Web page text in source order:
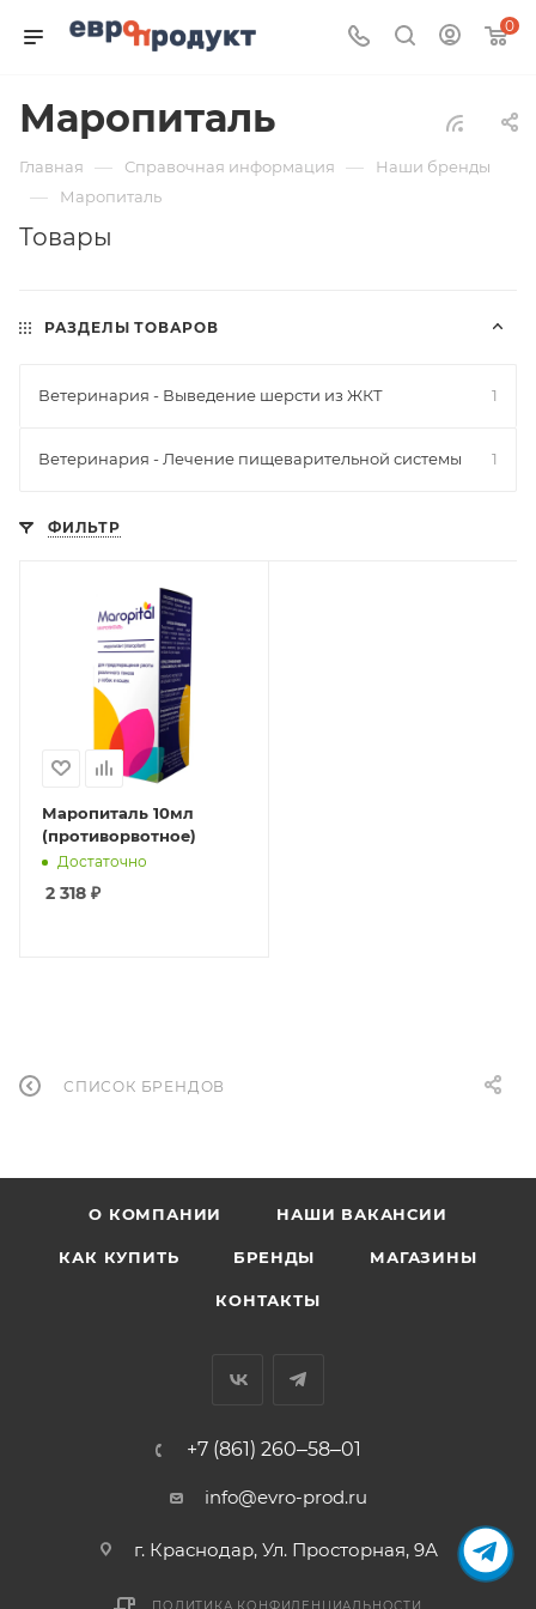
0
Маропиталь
Главная — Справочная информация — Наши бренды
— Маропиталь
Товары
РАЗДЕЛЫ ТОВАРОВ
Ветеринария - Выведение шерсти из ЖКТ 1
Ветеринария - Лечение пищеварительной системы 1
ФИЛЬТР
Маропиталь 10мл
(противорвотное)
Достаточно
2 318 ₽
СПИСОК БРЕНДОВ
О КОМПАНИИ НАШИ ВАКАНСИИ
КАК КУПИТЬ БРЕНДЫ МАГАЗИНЫ
КОНТАКТЫ
+7 (861) 260‒58‒01
info@evro-prod.ru
г. Краснодар, ​Ул. Просторная, 9А